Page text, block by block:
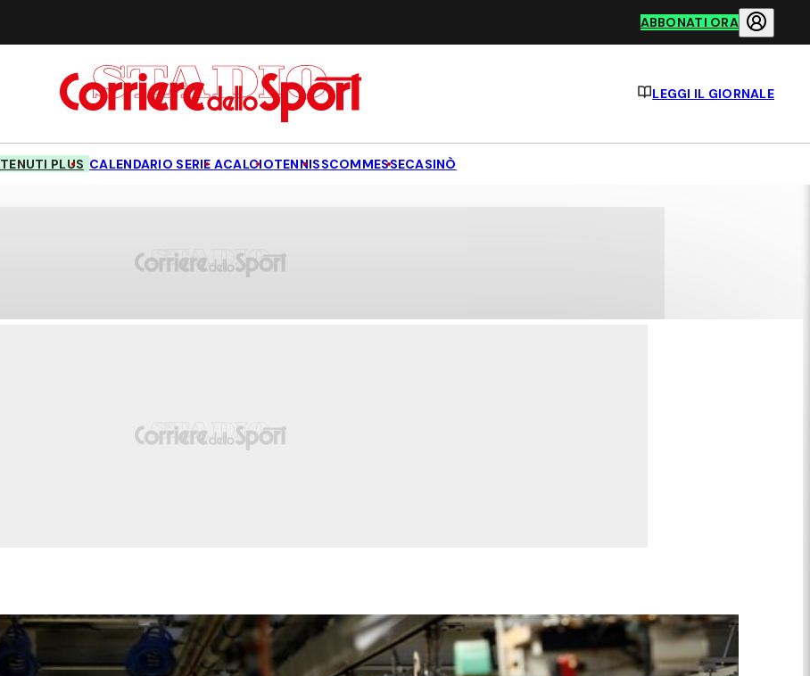
ABBONATI ORA
LEGGI IL GIORNALE
PLUS CALENDARIO SERIE ACALCIOTENNISSCOMMESSECASINÒ